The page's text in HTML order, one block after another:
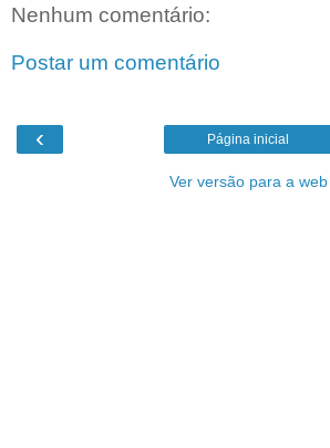
Nenhum comentário:
Postar um comentário
‹ Página inicial
Ver versão para a web